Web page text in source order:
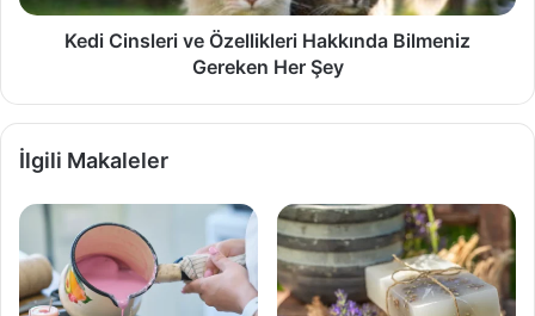
Şey
Kedi Cinsleri ve Özellikleri Hakkında Bilmeniz
Gereken Her Şey
İlgili Makaleler